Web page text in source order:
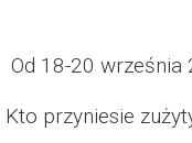
Dzień
Od 18-20 września
Kto przyniesie